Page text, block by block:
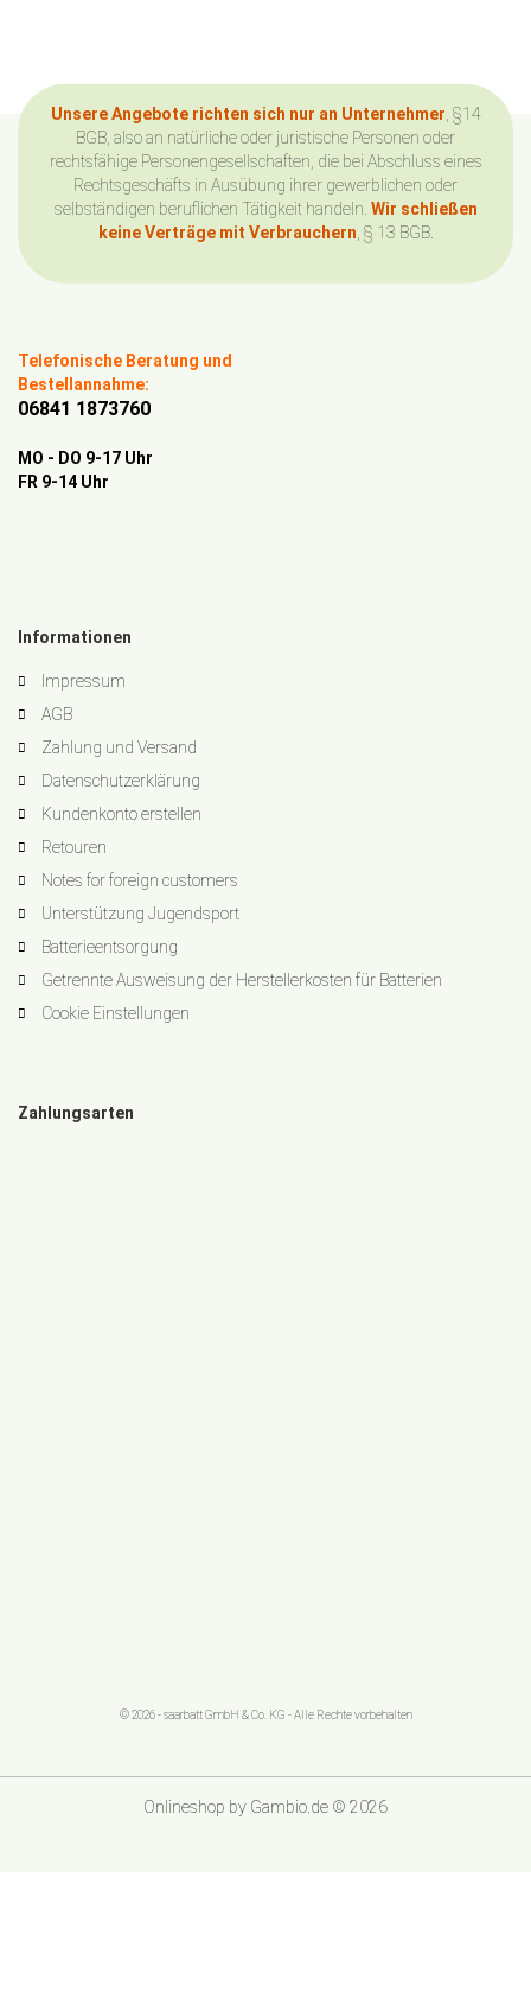
Unsere Angebote richten sich nur an Unternehmer , §14
BGB, also an natürliche oder juristische Personen oder
rechtsfähige Personengesellschaften, die bei Abschluss eines
Rechtsgeschäfts in Ausübung ihrer gewerblichen oder
selbständigen beruflichen Tätigkeit handeln. Wir schließen
keine Verträge mit Verbrauchern , § 13 BGB.
Telefonische Beratung und
Bestellannahme:
06841 1873760
MO - DO 9-17 Uhr
FR 9-14 Uhr
Informationen
Impressum
AGB
Zahlung und Versand
Datenschutzerklärung
Kundenkonto erstellen
Retouren
Notes for foreign customers
Unterstützung Jugendsport
Batterieentsorgung
Getrennte Ausweisung der Herstellerkosten für Batterien
Cookie Einstellungen
Zahlungsarten
© 2026 - saarbatt GmbH & Co. KG - Alle Rechte vorbehalten
Onlineshop by Gambio.de © 2026